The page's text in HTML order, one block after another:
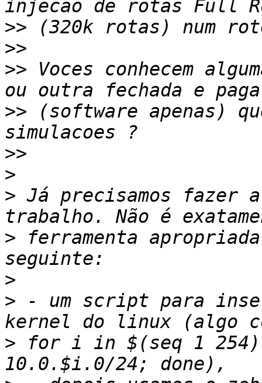
>>
>>
>> Voces conhecem
>> (software apenas)
>>
>
> Já precisamos fazer
> ferramenta
>
> - um script para
> for i in $(seq 1